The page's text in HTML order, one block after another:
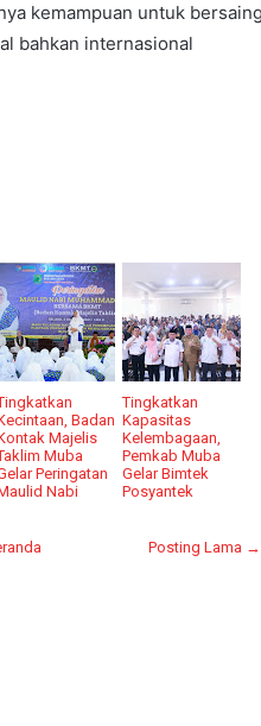
kemampuan untuk
bahkan internasional
Badan
Majelis
Muba
Peringatan
Nabi
Tingkatkan
Kapasitas
Kelembagaan,
Pemkab Muba
Gelar Bimtek
Posyantek
Posting Lama →